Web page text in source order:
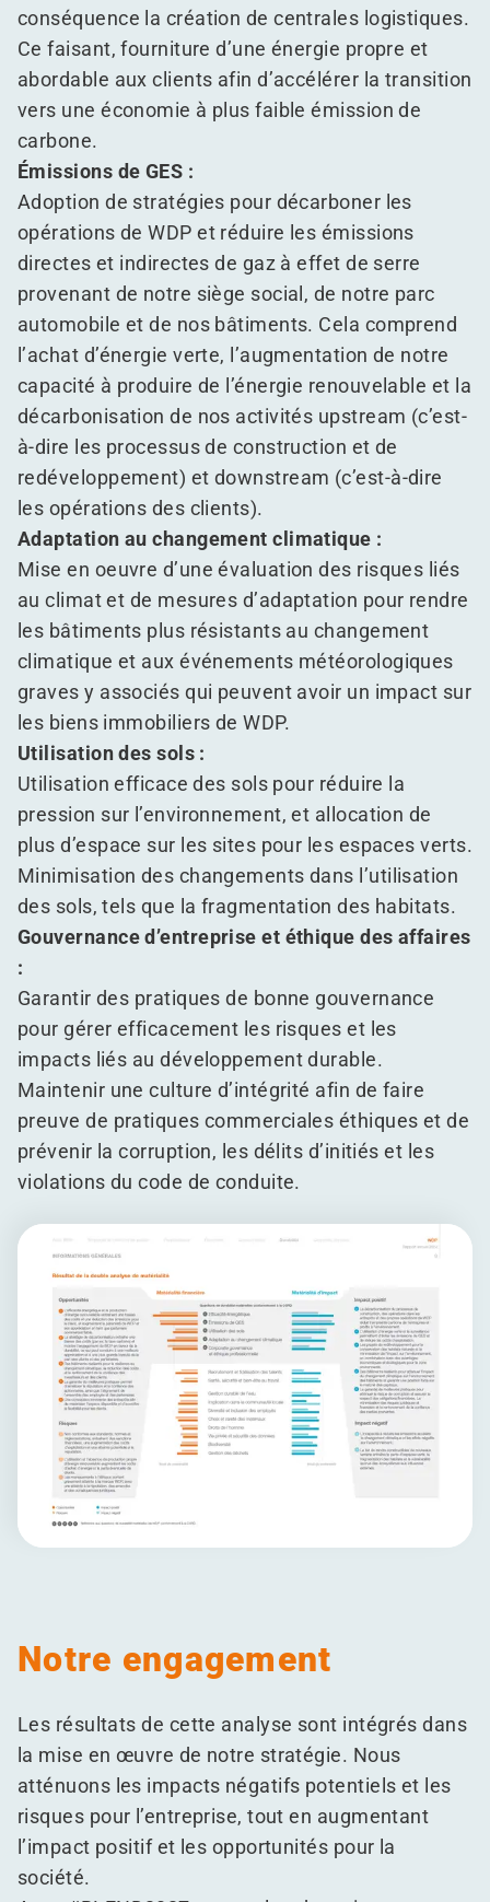
conséquence la création de centrales logistiques.
Ce faisant, fourniture d’une énergie propre et
abordable aux clients afin d’accélérer la transition
vers une économie à plus faible émission de
carbone.
Émissions de GES :
Adoption de stratégies pour décarboner les
opérations de WDP et réduire les émissions
directes et indirectes de gaz à effet de serre
provenant de notre siège social, de notre parc
automobile et de nos bâtiments. Cela comprend
l’achat d’énergie verte, l’augmentation de notre
capacité à produire de l’énergie renouvelable et la
décarbonisation de nos activités upstream (c’est-
à-dire les processus de construction et de
redéveloppement) et downstream (c’est-à-dire
les opérations des clients).
Adaptation au changement climatique :
Mise en oeuvre d’une évaluation des risques liés
au climat et de mesures d’adaptation pour rendre
les bâtiments plus résistants au changement
climatique et aux événements météorologiques
graves y associés qui peuvent avoir un impact sur
les biens immobiliers de WDP.
Utilisation des sols :
Utilisation efficace des sols pour réduire la
pression sur l’environnement, et allocation de
plus d’espace sur les sites pour les espaces verts.
Minimisation des changements dans l’utilisation
des sols, tels que la fragmentation des habitats.
Gouvernance d’entreprise et éthique des affaires
:
Garantir des pratiques de bonne gouvernance
pour gérer efficacement les risques et les
impacts liés au développement durable.
Maintenir une culture d’intégrité afin de faire
preuve de pratiques commerciales éthiques et de
prévenir la corruption, les délits d’initiés et les
violations du code de conduite.
Notre engagement
Les résultats de cette analyse sont intégrés dans
la mise en œuvre de notre stratégie. Nous
atténuons les impacts négatifs potentiels et les
risques pour l’entreprise, tout en augmentant
l’impact positif et les opportunités pour la
société.